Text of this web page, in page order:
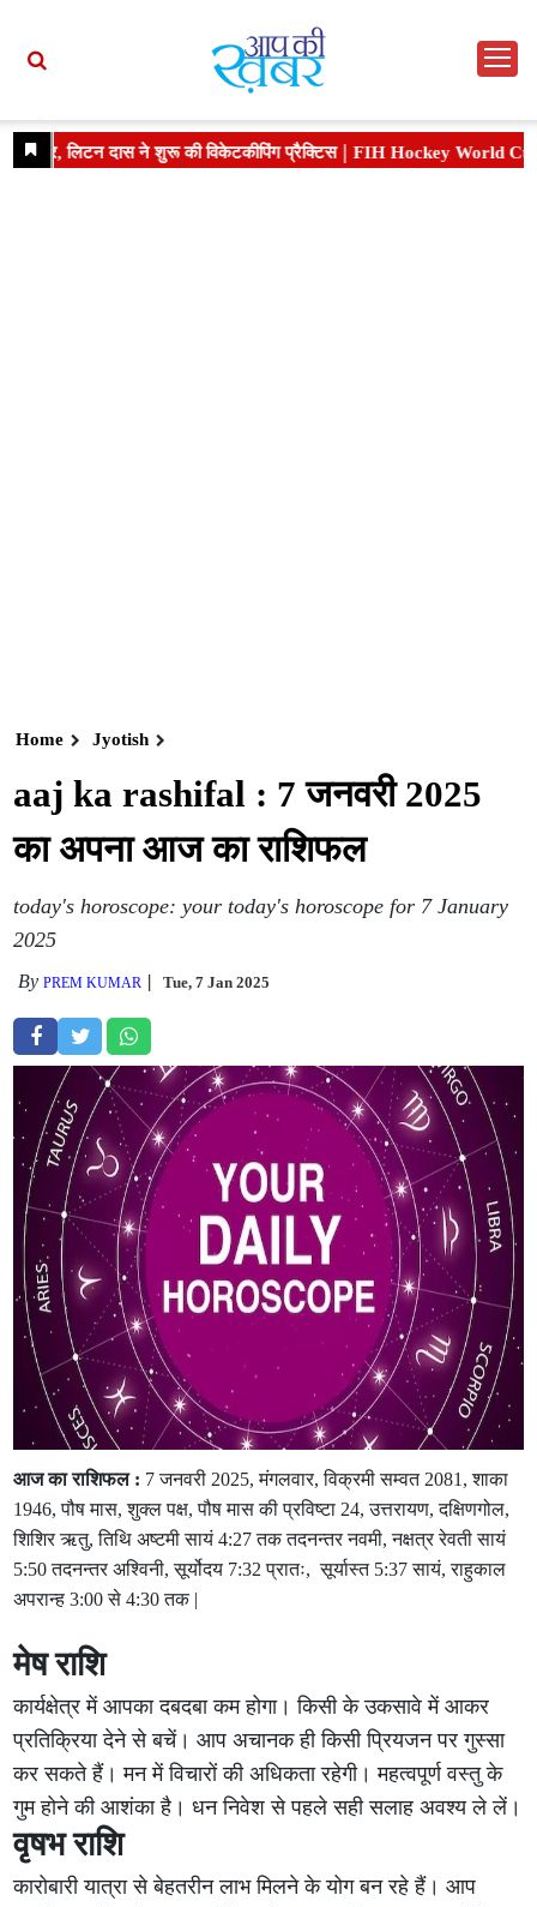
Home Jyotish
aaj ka rashifal : 7 जनवरी 2025
का अपना आज का राशिफल
today's horoscope: your today's horoscope for 7 January
2025
ByPREM KUMAR Tue, 7 Jan 2025
आज का राशिफल : 7 जनवरी 2025, मंगलवार, विक्रमी सम्वत 2081, शाका
1946, पौष मास, शुक्ल पक्ष, पौष मास की प्रविष्टा 24, उत्तरायण, दक्षिणगोल,
शिशिर ऋतु, तिथि अष्टमी सायं 4:27 तक तदनन्तर नवमी, नक्षत्र रेवती सायं
5:50 तदनन्तर अश्विनी, सूर्योदय 7:32 प्रातः, सूर्यास्त 5:37 सायं, राहुकाल
अपरान्ह 3:00 से 4:30 तक |
मेष राशि
कार्यक्षेत्र में आपका दबदबा कम होगा। किसी के उकसावे में आकर
प्रतिक्रिया देने से बचें। आप अचानक ही किसी प्रियजन पर गुस्सा
कर सकते हैं। मन में विचारों की अधिकता रहेगी। महत्वपूर्ण वस्तु के
गुम होने की आशंका है। धन निवेश से पहले सही सलाह अवश्य ले लें।
वृषभ राशि
कारोबारी यात्रा से बेहतरीन लाभ मिलने के योग बन रहे हैं। आप